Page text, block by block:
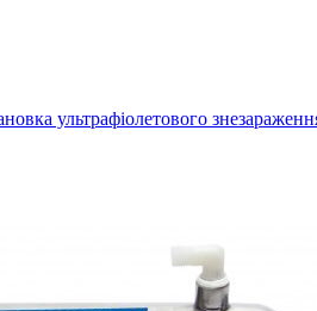
ультрафіолетового